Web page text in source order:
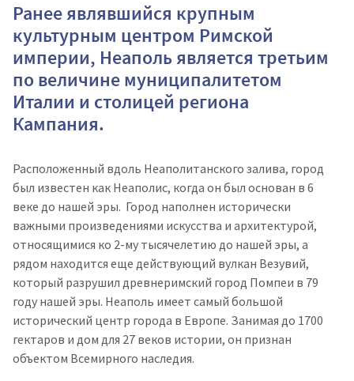
Ранее являвшийся крупным
культурным центром Римской
империи, Неаполь является третьим
по величине муниципалитетом
Италии и столицей региона
Кампания.
Расположенный вдоль Неаполитанского залива, город
был известен как Неаполис, когда он был основан в 6
веке до нашей эры. Город наполнен исторически
важными произведениями искусства и архитектурой,
относящимися ко 2-му тысячелетию до нашей эры, а
рядом находится еще действующий вулкан Везувий,
который разрушил древнеримский город Помпеи в 79
году нашей эры. Неаполь имеет самый большой
исторический центр города в Европе. Занимая до 1700
гектаров и дом для 27 веков истории, он признан
объектом Всемирного наследия.